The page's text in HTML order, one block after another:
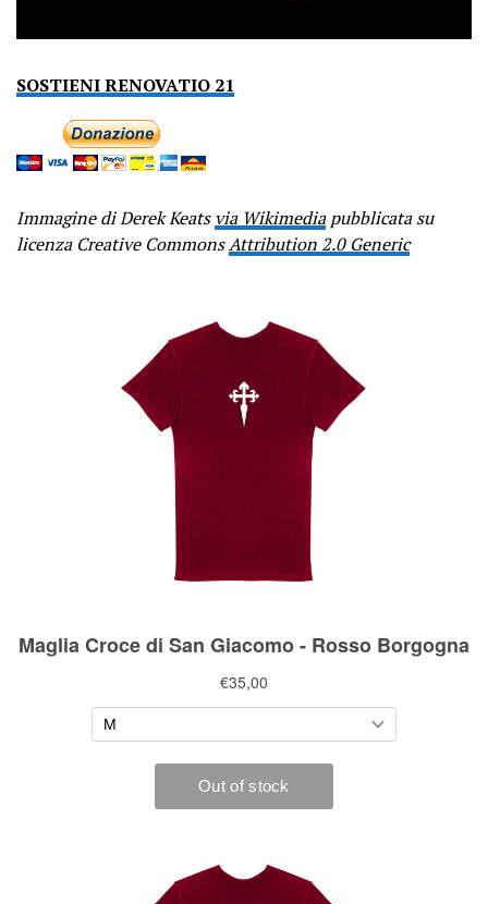
SOSTIENI RENOVATIO 21
Immagine di Derek Keatsvia Wikimediapubblicata su
licenza Creative CommonsAttribution 2.0 Generic